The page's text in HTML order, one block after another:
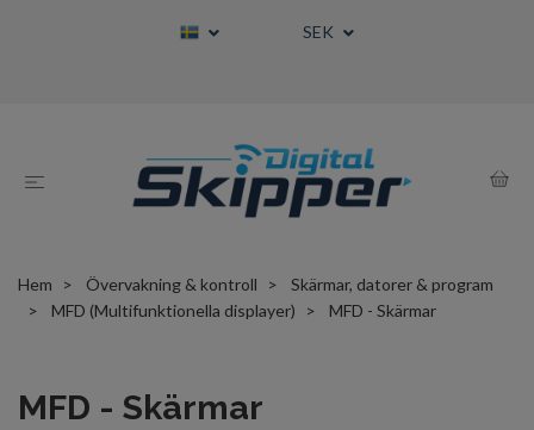
SEK
Hem Övervakning & kontroll
Skärmar, datorer & program
MFD (Multifunktionella displayer)
MFD - Skärmar
MFD - Skärmar